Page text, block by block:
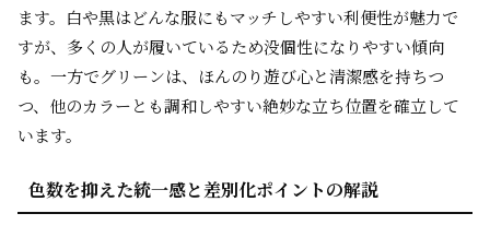
ます。白や黒はどんな服にもマッチしやすい利便性が魅力で
すが、多くの人が履いているため没個性になりやすい傾向
も。一方でグリーンは、ほんのり遊び心と清潔感を持ちつ
つ、他のカラーとも調和しやすい絶妙な立ち位置を確立して
います。
色数を抑えた統一感と差別化ポイントの解説